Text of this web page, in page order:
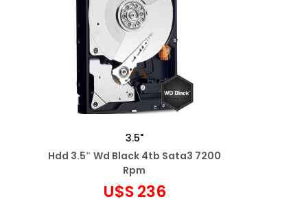
3.5"
Hdd 3.5″ Wd Black 4tb Sata3 7200
Rpm
U$S236